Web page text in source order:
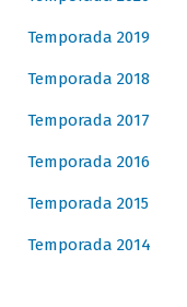
Temporada 2019
Temporada 2018
Temporada 2017
Temporada 2016
Temporada 2015
Temporada 2014